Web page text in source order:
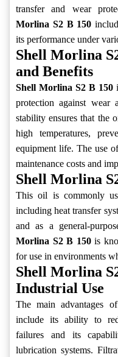
transfer and wear
Morlina S2 B 150
its performance under
Shell Morlina
and Benefits
Shell Morlina S2 B 150
protection against wear
stability ensures that the
high temperatures,
equipment life. The use
maintenance costs and
Shell Morlina
This oil is commonly
including heat transfer
and as a general-
Morlina S2 B 150is
for use in environments
Shell Morlina
Industrial Use
The main advantages
include its ability to
failures and its
lubrication systems.